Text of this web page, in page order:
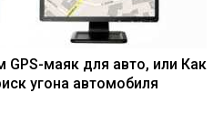
GPS-маяк для авто, или Как
угона автомобиля